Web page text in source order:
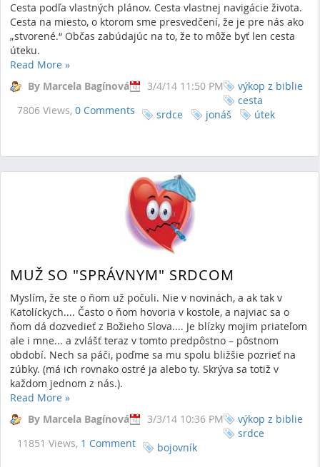
Cesta podľa vlastných plánov. Cesta vlastnej navigácie života.
Cesta na miesto, o ktorom sme presvedčení, že je pre nás ako
„stvorené.“ Občas zabúdajúc na to, že to môže byť len cesta
úteku.
Read More »
By Marcela Bagínová
3/4/14 11:50 PM
7806 Views, 0 Comments
výkop z biblie
cesta
srdce
jonáš útek
MUŽ SO "SPRÁVNYM" SRDCOM
Myslím, že ste o ňom už počuli. Nie v novinách, a ak tak v
Katolíckych.... Často o ňom hovoria v kostole, a najviac sa o
ňom dá dozvedieť z Božieho Slova.... Je blízky mojim priateľom
ale i mne... a zvlášť teraz v tomto predpôstno – pôstnom
období. Nech sa páči, poďme sa mu spolu bližšie pozrieť na
zúbky. (má ich rovnako ostré ja alebo ty. Skrýva sa totiž v
každom jednom z nás.).
Read More »
By Marcela Bagínová
3/3/14 10:36 PM
11851 Views, 1 Comment
výkop z biblie
srdce
bojovník